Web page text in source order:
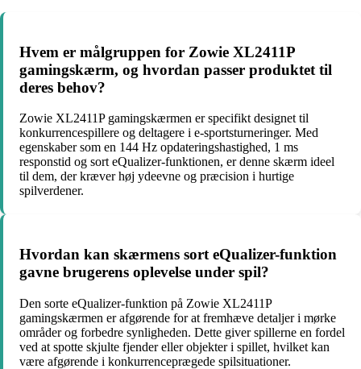
Hvem er målgruppen for Zowie XL2411P
gamingskærm, og hvordan passer produktet til
deres behov?
Zowie XL2411P gamingskærmen er specifikt designet til
konkurrencespillere og deltagere i e-sportsturneringer. Med
egenskaber som en 144 Hz opdateringshastighed, 1 ms
responstid og sort eQualizer-funktionen, er denne skærm ideel
til dem, der kræver høj ydeevne og præcision i hurtige
spilverdener.
Hvordan kan skærmens sort eQualizer-funktion
gavne brugerens oplevelse under spil?
Den sorte eQualizer-funktion på Zowie XL2411P
gamingskærmen er afgørende for at fremhæve detaljer i mørke
områder og forbedre synligheden. Dette giver spillerne en fordel
ved at spotte skjulte fjender eller objekter i spillet, hvilket kan
være afgørende i konkurrenceprægede spilsituationer.